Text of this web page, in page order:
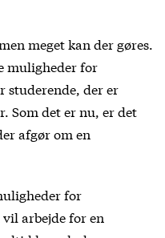
meget kan der gøres.
muligheder for
der er
Som det er nu, er det
afgør om en
for
arbejde for en